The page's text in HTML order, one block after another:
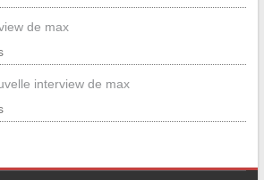
de max
interview de max